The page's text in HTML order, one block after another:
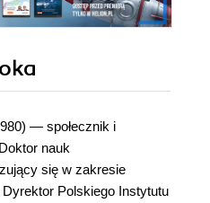
— społecznik i
nauk
się w zakresie
Polskiego Instytutu